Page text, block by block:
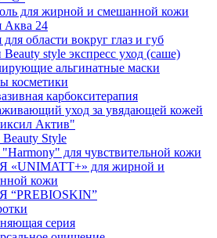
для жирной и смешанной кожи
Аква 24
области вокруг глаз и губ
style экспресс уход (саше)
альгинатные маски
косметики
карбокситерапия
уход за увядающей кожей
Актив"
Style
для чувствительной кожи
«UNIMATT+» для жирной и
кожи
“PREBIOSKIN”
серия